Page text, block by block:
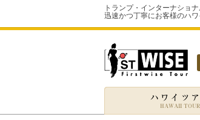
トランプ・インターナショ
迅速かつ丁寧にお客様のハ